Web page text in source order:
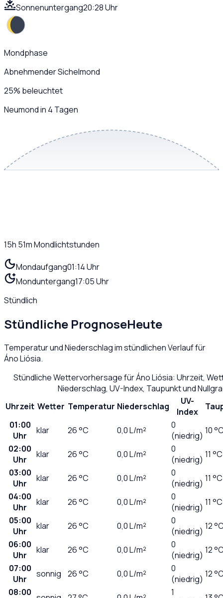
Sonnenuntergang20:28 Uhr
Mondphase
Abnehmender Sichelmond
25% beleuchtet
Neumond in 4 Tagen
15h 51mMondlichtstunden
Mondaufgang01:14 Uhr
Monduntergang17:05 Uhr
Stündlich
Stündliche PrognoseHeute
Temperatur und Niederschlag im stündlichen Verlauf für
Áno Liósia.
Stündliche Wettervorhersage fürÁno Liósia: Uhrzeit,
Niederschlag, UV-Index, Taupunkt und
Uhrzeit Wetter Temperatur Niederschlag
UV-
Index
01:00
Uhr
klar 26°C 0,0L/m²
0
(niedrig) 10
02:00
Uhr
klar 26°C 0,0L/m²
0
(niedrig) 11 °C
03:00
Uhr
klar 26°C 0,0L/m²
0
(niedrig) 11 °C
04:00
Uhr
klar 26°C 0,0L/m²
0
(niedrig) 11 °C
05:00
Uhr
klar 26°C 0,0L/m²
0
(niedrig) 12
06:00
Uhr
klar 26°C 0,0L/m²
0
(niedrig) 12
07:00
Uhr
sonnig 26°C 0,0L/m²
0
(niedrig) 12
08:00
1